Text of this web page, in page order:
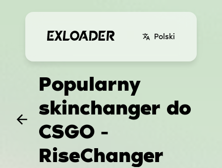
Polski
Popularny
skinchanger do
CSGO -
RiseChanger